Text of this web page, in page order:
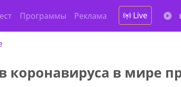
Программы Реклама Live
коронавируса в мире